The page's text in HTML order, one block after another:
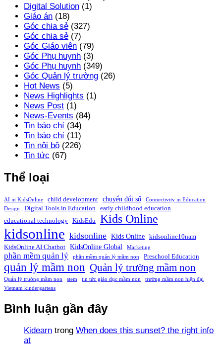
Digital Solution (1)
Giáo án (18)
Góc chia sẻ (327)
Góc chia sẻ (7)
Góc Giáo viên (79)
Góc Phụ huynh (3)
Góc Phụ huynh (349)
Góc Quản lý trường (26)
Hot News (5)
News Highlights (1)
News Post (1)
News-Events (84)
Tin báo chí (34)
Tin báo chí (11)
Tin nội bộ (226)
Tin tức (67)
Thể loại
AI in KidsOnline child development chuyển đổi số
Connectivity in Education
Design
Digital Tools in Education
early childhood education
educational technology
KidsEdu Kids Online
kidsonline kidsonline Kids Online
kidsonline10nam
KidsOnline AI Chatbot
KidsOnline Global Marketing
phần mềm quản lý phần mềm quản lý mầm non Preschool Education
quản lý mầm non Quản lý trường mầm non
Quản lý trường mầm non stem tin tức giáo dục mầm non
trường mầm non hiện đại
Vietnam kindergartens
Bình luận gần đây
Kidearn trong When does this sunset? the right info
at